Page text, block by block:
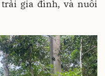
gia đình, và nuôi